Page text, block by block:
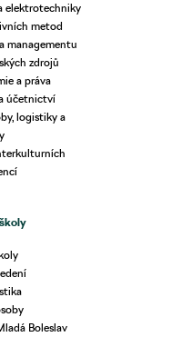
elektrotechniky
metod
managementu
zdrojů
a práva
účetnictví
logistiky a
Boleslav